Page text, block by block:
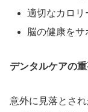
適切なカロリ
脳の健康を
デンタルケアの
意外に見落とさ